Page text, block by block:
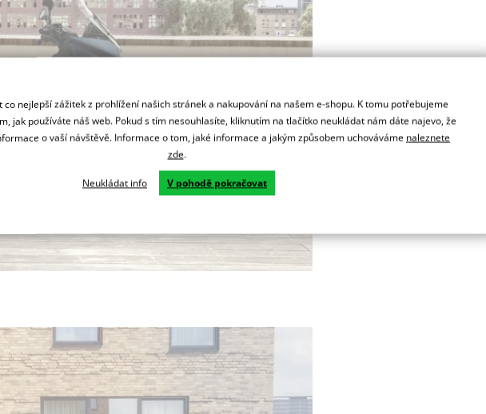
co nejlepší zážitek z prohlížení našich stránek a nakupování na našem e-shopu. K tomu potřebujeme
jak používáte náš web. Pokud s tím nesouhlasíte, kliknutím na tlačítko neukládat nám dáte najevo, že
o vaší návštěvě. Informace o tom, jaké informace a jakým způsobem uchováváme naleznete
zde.
Neukládat info V pohodě pokračovat